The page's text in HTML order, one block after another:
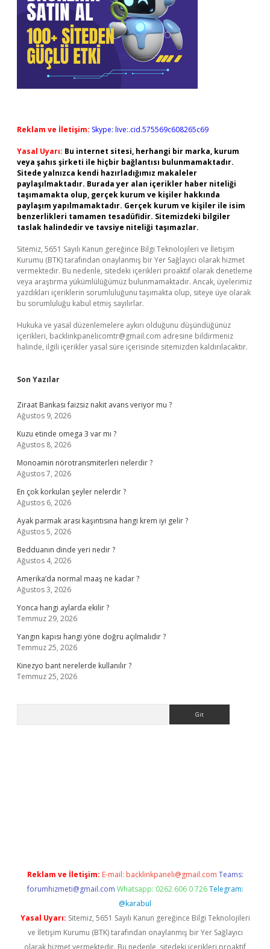
Reklam ve İletişim: Skype: live:.cid.575569c608265c69
Yasal Uyarı: Bu internet sitesi, herhangi bir marka, kurum
veya şahıs şirketi ile hiçbir bağlantısı bulunmamaktadır.
Sitede yalnızca kendi hazırladığımız makaleler
paylaşılmaktadır. Burada yer alan içerikler haber niteliği
taşımamakta olup, gerçek kurum ve kişiler hakkında
paylaşım yapılmamaktadır. Gerçek kurum ve kişiler ile isim
benzerlikleri tamamen tesadüfidir. Sitemizdeki bilgiler
taslak halindedir ve tavsiye niteliği taşımazlar.
Sitemiz, 5651 Sayılı Kanun gereğince Bilgi Teknolojileri ve İletişim
Kurumu (BTK) tarafından onaylanmış bir Yer Sağlayıcı olarak hizmet
vermektedir. Bu nedenle, sitedeki içerikleri proaktif olarak denetleme
veya araştırma yükümlülüğümüz bulunmamaktadır. Ancak, üyelerimiz
yazdıkları içeriklerin sorumluluğunu taşımakta olup, siteye üye olarak
bu sorumluluğu kabul etmiş sayılırlar.
Hukuka ve yasal düzenlemelere aykırı olduğunu düşündüğünüz
içerikleri, backlinkpanelicomtr@gmail.com adresine bildirmeniz
halinde, ilgili içerikler yasal süre içerisinde sitemizden kaldırılacaktır.
Son Yazılar
Ziraat Bankası faizsiz nakit avans veriyor mu ?
Ağustos 9, 2026
Kuzu etinde omega 3 var mı ?
Ağustos 8, 2026
Monoamin nörotransmiterleri nelerdir ?
Ağustos 7, 2026
En çok korkulan şeyler nelerdir ?
Ağustos 6, 2026
Ayak parmak arası kaşıntısına hangi krem iyi gelir ?
Ağustos 5, 2026
Bedduanın dinde yeri nedir ?
Ağustos 4, 2026
Amerika’da normal maaş ne kadar ?
Ağustos 3, 2026
Yonca hangi aylarda ekilir ?
Temmuz 29, 2026
Yangın kapısı hangi yöne doğru açılmalıdır ?
Temmuz 25, 2026
Kinezyo bant nerelerde kullanılır ?
Temmuz 25, 2026
Reklam ve İletişim: E-mail: backlinkpaneli@gmail.com Teams:
forumhizmeti@gmail.com Whatsapp: 0262 606 0 726 Telegram:
@karabul
Yasal Uyarı: Sitemiz, 5651 Sayılı Kanun gereğince Bilgi Teknolojileri
ve İletişim Kurumu (BTK) tarafından onaylanmış bir Yer Sağlayıcı
olarak hizmet vermektedir. Bu nedenle, sitedeki içerikleri proaktif